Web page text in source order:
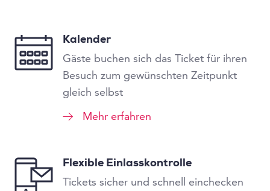
Kalender
Gäste buchen sich das Ticket für ihren
Besuch zum gewünschten Zeitpunkt
gleich selbst
Mehr erfahren
Flexible Einlasskontrolle
Tickets sicher und schnell einchecken